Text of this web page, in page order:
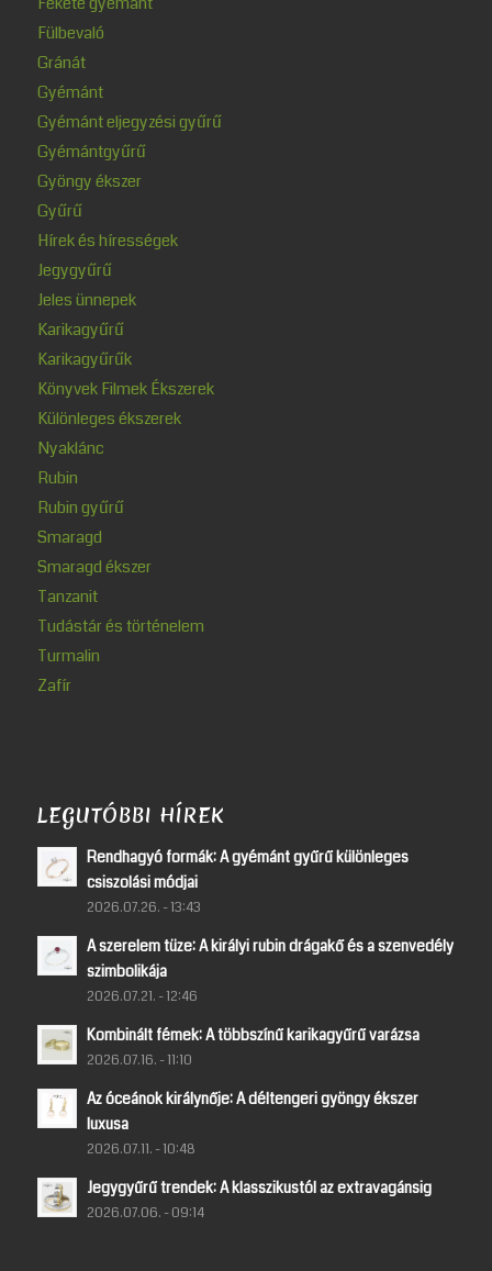
Fülbevaló
Gránát
Gyémánt
Gyémánt eljegyzési gyűrű
Gyémántgyűrű
Gyöngy ékszer
Gyűrű
Hírek és hírességek
Jegygyűrű
Jeles ünnepek
Karikagyűrű
Karikagyűrűk
Könyvek Filmek Ékszerek
Különleges ékszerek
Nyaklánc
Rubin
Rubin gyűrű
Smaragd
Smaragd ékszer
Tanzanit
Tudástár és történelem
Turmalin
Zafír
LEGUTÓBBI HÍREK
Rendhagyó formák: A gyémánt gyűrű különleges
csiszolási módjai
2026.07.26. - 13:43
A szerelem tüze: A királyi rubin drágakő és a szenvedély
szimbolikája
2026.07.21. - 12:46
Kombinált fémek: A többszínű karikagyűrű varázsa
2026.07.16. - 11:10
Az óceánok királynője: A déltengeri gyöngy ékszer
luxusa
2026.07.11. - 10:48
Jegygyűrű trendek: A klasszikustól az extravagánsig
2026.07.06. - 09:14